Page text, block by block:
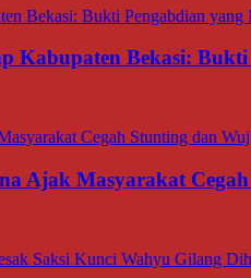
Kabupaten Bekasi:
Ajak Masyarakat